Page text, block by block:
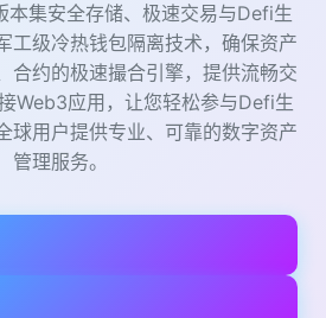
◆ 社区
集安全存储、极速交易与Defi生
工级冷热钱包隔离技术，确保资产
合约的极速撮合引擎，提供流畅交
Web3应用，让您轻松参与Defi生
球用户提供专业、可靠的数字资产
管理服务。